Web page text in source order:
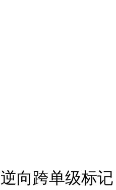
逆向跨单级标记